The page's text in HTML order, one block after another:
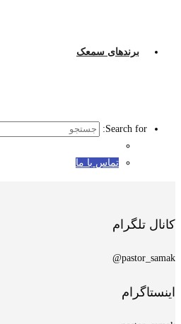
برندهای سمعک
Search for:
تماس با ما
کانال تلگرام
pastor_samak@
اینستاگرام